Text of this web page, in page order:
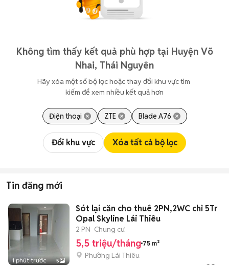
Không tìm thấy kết quả phù hợp tại Huyện Võ
Nhai, Thái Nguyên
Hãy xóa một số bộ lọc hoặc thay đổi khu vực tìm
kiếm để xem nhiều kết quả hơn
Điện thoại ZTE Blade A76
Đổi khu vực Xóa tất cả bộ lọc
Tin đăng mới
1 phút trước 5
Sót lại căn cho thuê 2PN,2WC chỉ 5Tr
Opal Skyline Lái Thiêu
2 PN Chung cư
5,5 triệu/tháng 75 m²
Phường Lái Thiêu